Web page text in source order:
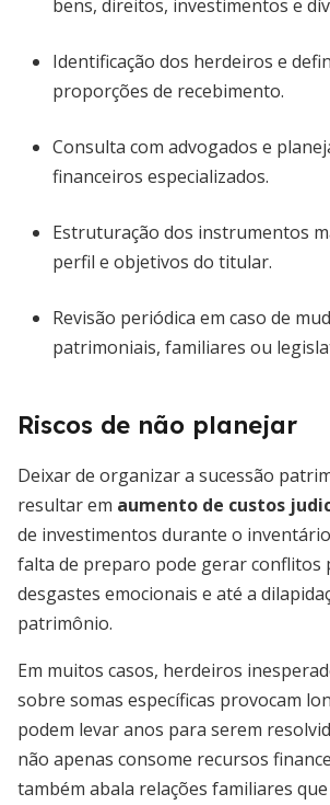
bens, direitos, investimentos e
Identificação dos herdeiros e
proporções de recebimento.
Consulta com advogados e
financeiros especializados.
Estruturação dos instrumentos
perfil e objetivos do titular.
Revisão periódica em caso de
patrimoniais, familiares ou
Riscos de não planejar
Deixar de organizar a sucessão
resultar em aumento de custos
de investimentos durante o
falta de preparo pode gerar conflitos
desgastes emocionais e até a
patrimônio.
Em muitos casos, herdeiros
sobre somas específicas provocam
podem levar anos para serem
não apenas consome recursos
também abala relações familiares